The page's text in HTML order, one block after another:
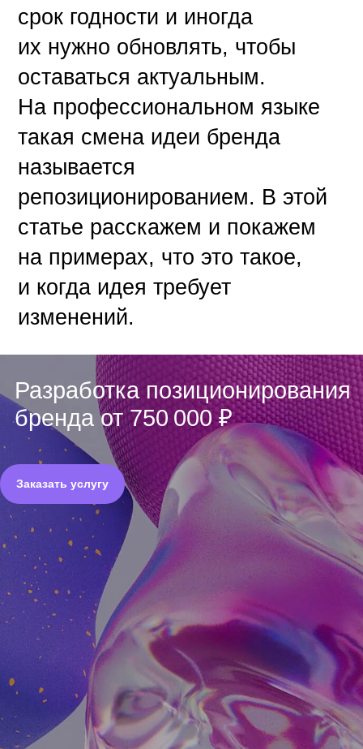
срок годности и иногда
их нужно обновлять, чтобы
оставаться актуальным.
На профессиональном языке
такая смена идеи бренда
называется
репозиционированием. В этой
статье расскажем и покажем
на примерах, что это такое,
и когда идея требует
изменений.
Разработка позиционирования
бренда от 750 000 ₽
Заказать услугу